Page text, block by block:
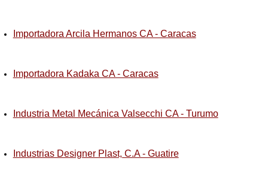
Importadora Arcila Hermanos CA - Caracas
Importadora Kadaka CA - Caracas
Industria Metal Mecánica Valsecchi CA - Turumo
Industrias Designer Plast, C.A - Guatire